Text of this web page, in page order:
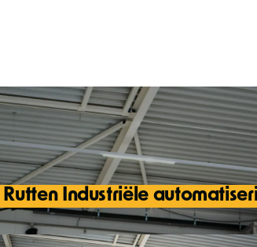
Rutten Industriële
Voor diverse digitale uitingen en
drukwerk zijn nieuwe foto's nodig.